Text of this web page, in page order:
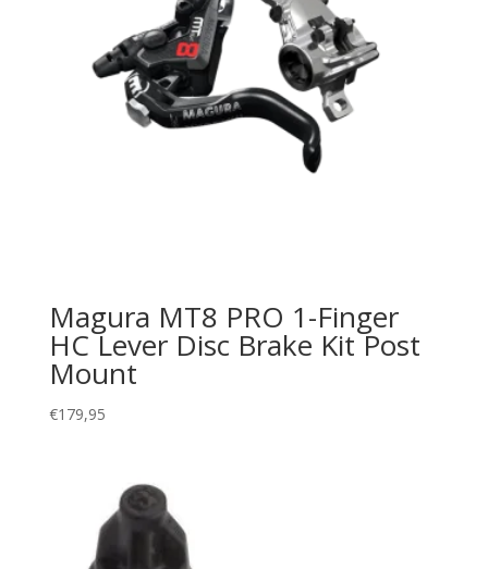
Magura MT8 PRO 1-Finger
HC Lever Disc Brake Kit Post
Mount
€179,95